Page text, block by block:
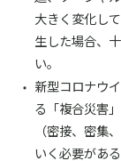
大きく変化し
生した場合、
い。
新型コロナウ
る「複合災害
（密接、密集
いく必要がある